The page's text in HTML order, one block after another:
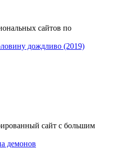
сайтов по
дождливо (2019)
сайт с большим
демонов